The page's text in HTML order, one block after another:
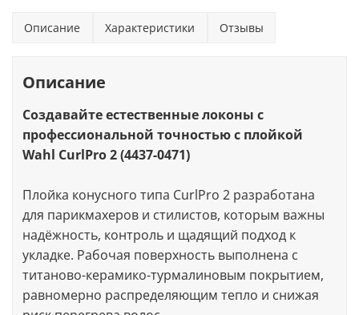
Описание Характеристики Отзывы
Описание
Создавайте естественные локоны с
профессиональной точностью с плойкой
Wahl CurlPro 2 (4437-0471)
Плойка конусного типа CurlPro 2 разработана
для парикмахеров и стилистов, которым важны
надёжность, контроль и щадящий подход к
укладке. Рабочая поверхность выполнена с
титаново-керамико-турмалиновым покрытием,
равномерно распределяющим тепло и снижая